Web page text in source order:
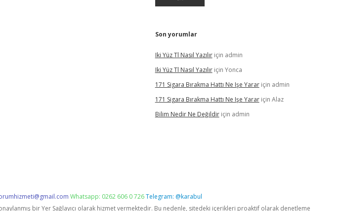
Son yorumlar
Iki Yüz Tl Nasıl Yazılıriçin admin
Iki Yüz Tl Nasıl Yazılıriçin Yonca
171 Sigara Bırakma Hattı Ne Işe Yarariçin admin
171 Sigara Bırakma Hattı Ne Işe Yarariçin Alaz
Bilim Nedir Ne Değildiriçin admin
Whatsapp: 0262 606 0 726Telegram: @karabul
bir Yer Sağlayıcı olarak hizmet vermektedir. Bu nedenle, sitedeki içerikleri proaktif olarak denetleme